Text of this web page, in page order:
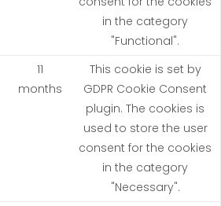
in the category
"Functional".
11
months
This cookie is set by
GDPR Cookie Consent
plugin. The cookies is
used to store the user
consent for the cookies
in the category
"Necessary".